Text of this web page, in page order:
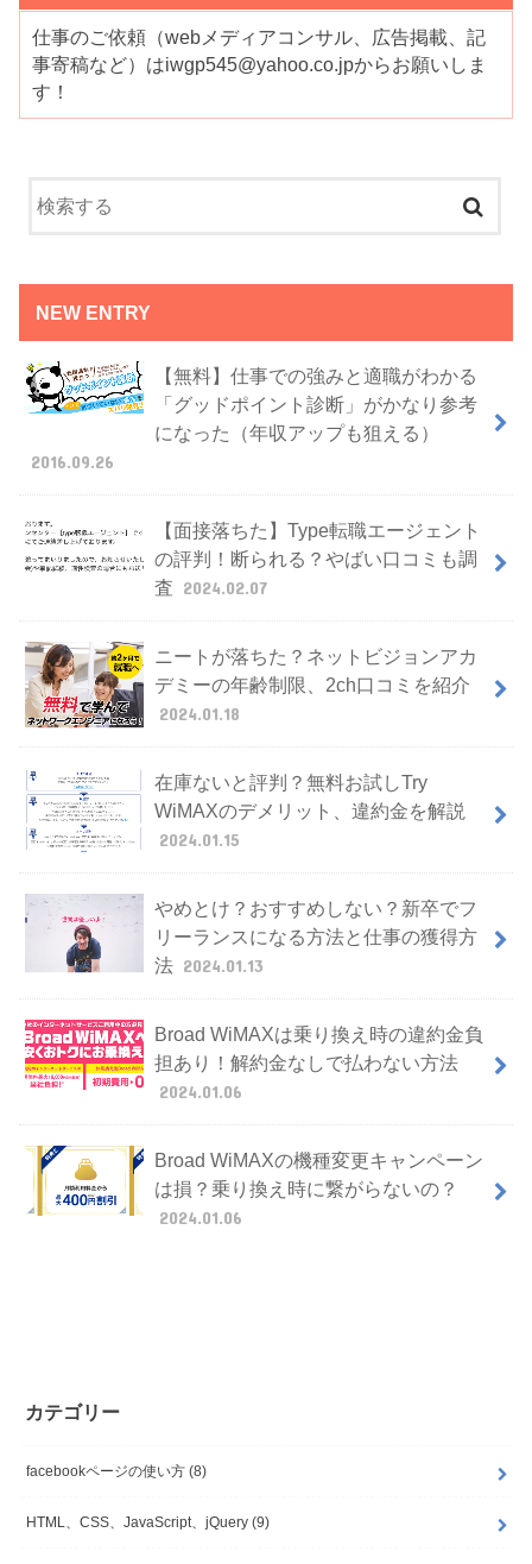
仕事のご依頼（webメディアコンサル、広告掲載、記
事寄稿など）はiwgp545@yahoo.co.jpからお願いしま
す！
NEW ENTRY
【無料】仕事での強みと適職がわかる
「グッドポイント診断」がかなり参考
になった（年収アップも狙える）
2016.09.26
【面接落ちた】Type転職エージェント
の評判！断られる？やばい口コミも調
査 2024.02.07
ニートが落ちた？ネットビジョンアカ
デミーの年齢制限、2ch口コミを紹介
2024.01.18
在庫ないと評判？無料お試しTry
WiMAXのデメリット、違約金を解説
2024.01.15
やめとけ？おすすめしない？新卒でフ
リーランスになる方法と仕事の獲得方
法 2024.01.13
Broad WiMAXは乗り換え時の違約金負
担あり！解約金なしで払わない方法
2024.01.06
Broad WiMAXの機種変更キャンペーン
は損？乗り換え時に繋がらないの？
2024.01.06
カテゴリー
facebookページの使い方 (8)
HTML、CSS、JavaScript、jQuery (9)